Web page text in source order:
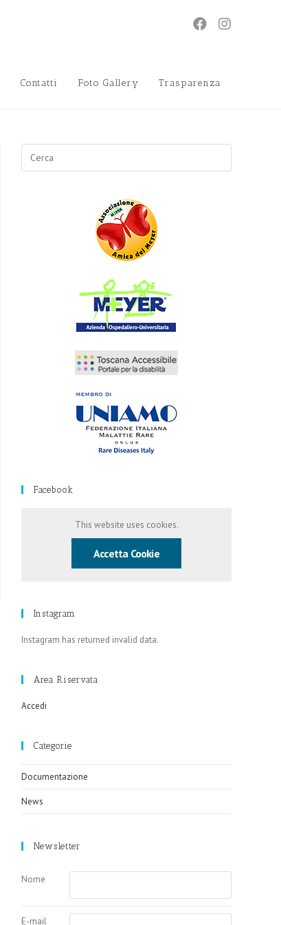
Contatti Foto Gallery Trasparenza
Facebook
This website uses cookies.
Accetta Cookie
Instagram
Instagram has returned invalid data.
Area Riservata
Accedi
Categorie
Documentazione
News
Newsletter
Nome
E-mail